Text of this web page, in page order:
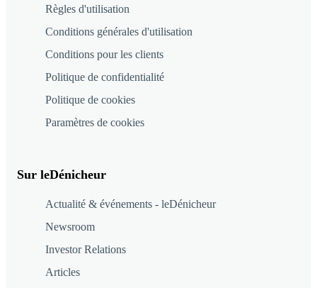
Règles d'utilisation
Conditions générales d'utilisation
Conditions pour les clients
Politique de confidentialité
Politique de cookies
Paramètres de cookies
Sur leDénicheur
Actualité & événements - leDénicheur
Newsroom
Investor Relations
Articles